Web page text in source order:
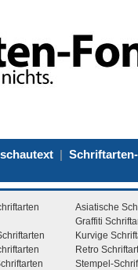
|
Asiatische
Graffiti
Kurvige
Retro
Stempel-